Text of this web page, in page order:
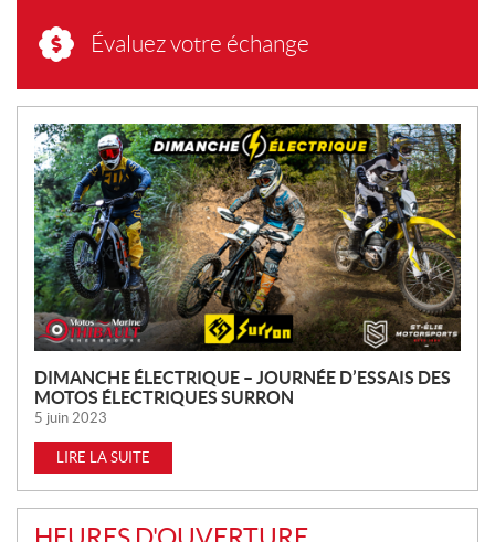
Évaluez votre échange
N
O
U
V
E
L
L
E
S
DIMANCHE ÉLECTRIQUE – JOURNÉE D’ESSAIS DES
MOTOS ÉLECTRIQUES SURRON
5 juin 2023
LIRE LA SUITE